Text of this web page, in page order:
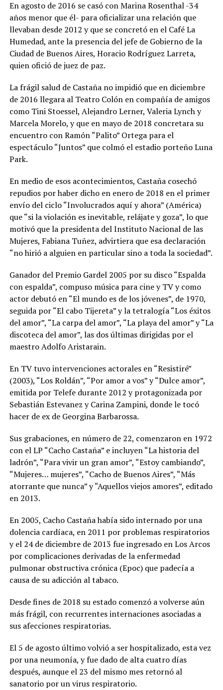
En agosto de 2016 se casó con Marina Rosenthal -34
años menor que él- para oficializar una relación que
llevaban desde 2012 y que se concretó en el Café La
Humedad, ante la presencia del jefe de Gobierno de la
Ciudad de Buenos Aires, Horacio Rodrí­guez Larreta,
quien ofició de juez de paz.
La frágil salud de Castaña no impidió que en diciembre
de 2016 llegara al Teatro Colón en compañía de amigos
como Tini Stoessel, Alejandro Lerner, Valeria Lynch y
Marcela Morelo, y que en mayo de 2018 concretara su
encuentro con Ramón “Palito” Ortega para el
espectáculo “Juntos” que colmó el estadio porteño Luna
Park.
En medio de esos acontecimientos, Castaña cosechó
repudios por haber dicho en enero de 2018 en el primer
envío del ciclo “Involucrados aquí y ahora” (América)
que “si la violación es inevitable, relájate y goza”, lo que
motivó que la presidenta del Instituto Nacional de las
Mujeres, Fabiana Tuñez, advirtiera que esa declaración
“no hirió a alguien en particular sino a toda la sociedad”.
Ganador del Premio Gardel 2005 por su disco “Espalda
con espalda”, compuso música para cine y TV y como
actor debutó en “El mundo es de los jóvenes”, de 1970,
seguida por “El cabo Tijereta” y la tetralogía “Los éxitos
del amor”, “La carpa del amor”, “La playa del amor” y “La
discoteca del amor”, las dos últimas dirigidas por el
maestro Adolfo Aristarain.
En TV tuvo intervenciones actorales en “Resistiré”
(2003), “Los Roldán”, “Por amor a vos” y “Dulce amor”,
emitida por Telefe durante 2012 y protagonizada por
Sebastián Estevanez y Carina Zampini, donde le tocó
hacer de ex de Georgina Barbarossa.
Sus grabaciones, en número de 22, comenzaron en 1972
con el LP “Cacho Castaña” e incluyen “La historia del
ladrón”, “Para vivir un gran amor”, “Estoy cambiando”,
“Mujeres… mujeres”, “Cacho de Buenos Aires”, “Más
atorrante que nunca” y “Aquellos viejos amores”, editado
en 2013.
En 2005, Cacho Castaña había sido internado por una
dolencia cardíaca, en 2011 por problemas respiratorios
y el 24 de diciembre de 2013 fue ingresado en Los Arcos
por complicaciones derivadas de la enfermedad
pulmonar obstructiva crónica (Epoc) que padecía a
causa de su adicción al tabaco.
Desde fines de 2018 su estado comenzó a volverse aún
más frágil, con recurrentes internaciones asociadas a
sus afecciones respiratorias.
El 5 de agosto último volvió a ser hospitalizado, esta vez
por una neumonía, y fue dado de alta cuatro días
después, aunque el 23 del mismo mes retornó al
sanatorio por un virus respiratorio.